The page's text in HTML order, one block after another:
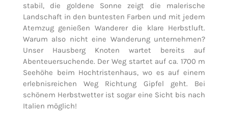
stabil, die goldene Sonne zeigt die malerische
Landschaft in den buntesten Farben und mit jedem
Atemzug genießen Wanderer die klare Herbstluft.
Warum also nicht eine Wanderung unternehmen?
Unser Hausberg Knoten wartet bereits auf
Abenteuersuchende. Der Weg startet auf ca. 1700 m
Seehöhe beim Hochtristenhaus, wo es auf einem
erlebnisreichen Weg Richtung Gipfel geht. Bei
schönem Herbstwetter ist sogar eine Sicht bis nach
Italien möglich!